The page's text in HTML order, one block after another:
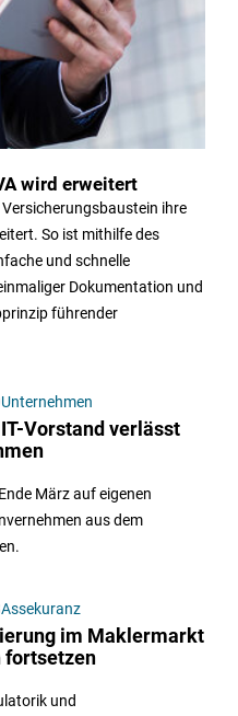
wird erweitert
Versicherungsbaustein ihre
So ist mithilfe des
und schnelle
Dokumentation und
führender
Unternehmen
IT-Vorstand verlässt
März auf eigenen
aus dem
Assekuranz
im Maklermarkt
fortsetzen
und